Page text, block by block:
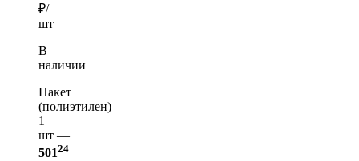
₽/
шт
В
наличии
Пакет
(полиэтилен)
1
шт —
50124